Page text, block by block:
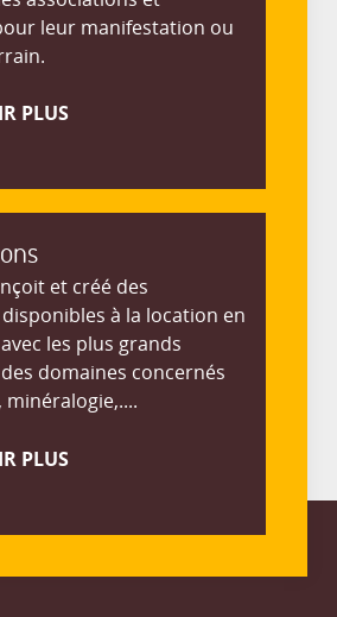
leur manifestation ou
PLUS
et créé des
à la location en
les plus grands
domaines concernés
minéralogie,....
PLUS